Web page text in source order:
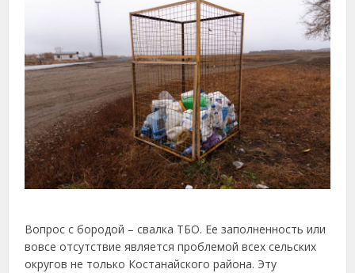
Вопрос с бородой – свалка ТБО. Ее заполненность или
вовсе отсутствие является проблемой всех сельских
округов не только Костанайского района. Эту